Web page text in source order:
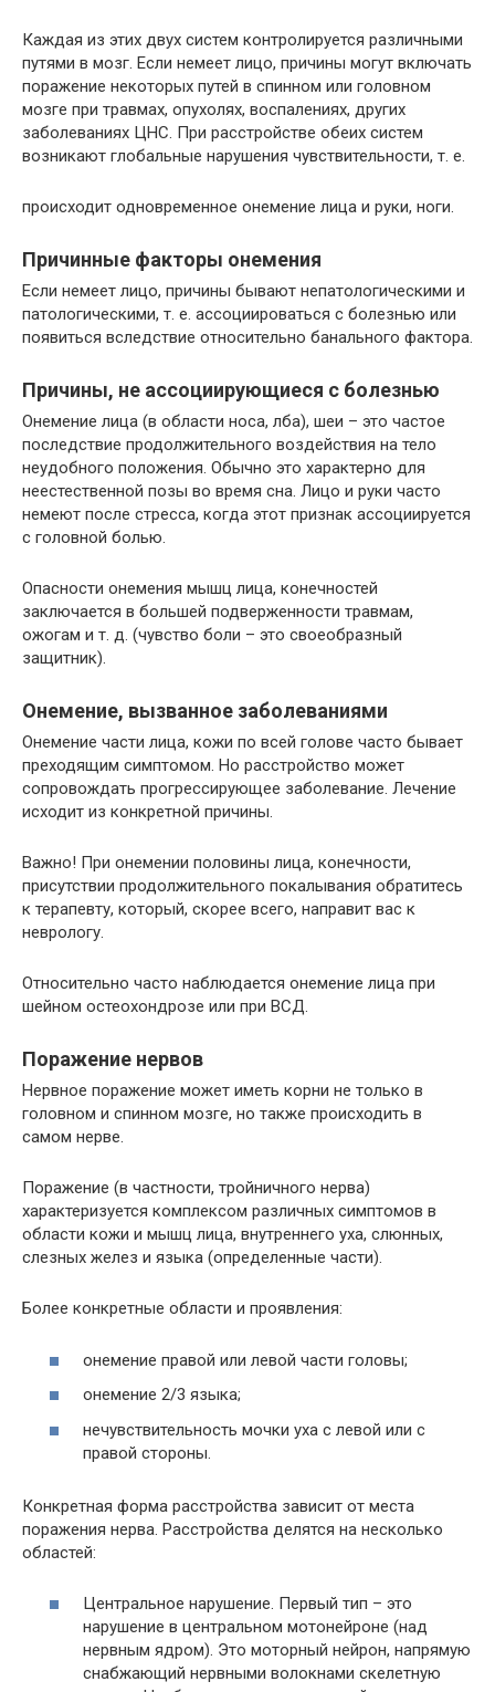
Каждая из этих двух систем контролируется различными
путями в мозг. Если немеет лицо, причины могут включать
поражение некоторых путей в спинном или головном
мозге при травмах, опухолях, воспалениях, других
заболеваниях ЦНС. При расстройстве обеих систем
возникают глобальные нарушения чувствительности, т. е.
происходит одновременное онемение лица и руки, ноги.
Причинные факторы онемения
Если немеет лицо, причины бывают непатологическими и
патологическими, т. е. ассоциироваться с болезнью или
появиться вследствие относительно банального фактора.
Причины, не ассоциирующиеся с болезнью
Онемение лица (в области носа, лба), шеи – это частое
последствие продолжительного воздействия на тело
неудобного положения. Обычно это характерно для
неестественной позы во время сна. Лицо и руки часто
немеют после стресса, когда этот признак ассоциируется
с головной болью.
Опасности онемения мышц лица, конечностей
заключается в большей подверженности травмам,
ожогам и т. д. (чувство боли – это своеобразный
защитник).
Онемение, вызванное заболеваниями
Онемение части лица, кожи по всей голове часто бывает
преходящим симптомом. Но расстройство может
сопровождать прогрессирующее заболевание. Лечение
исходит из конкретной причины.
Важно! При онемении половины лица, конечности,
присутствии продолжительного покалывания обратитесь
к терапевту, который, скорее всего, направит вас к
неврологу.
Относительно часто наблюдается онемение лица при
шейном остеохондрозе или при ВСД.
Поражение нервов
Нервное поражение может иметь корни не только в
головном и спинном мозге, но также происходить в
самом нерве.
Поражение (в частности, тройничного нерва)
характеризуется комплексом различных симптомов в
области кожи и мышц лица, внутреннего уха, слюнных,
слезных желез и языка (определенные части).
Более конкретные области и проявления:
онемение правой или левой части головы;
онемение 2/3 языка;
нечувствительность мочки уха с левой или с
правой стороны.
Конкретная форма расстройства зависит от места
поражения нерва. Расстройства делятся на несколько
областей:
Центральное нарушение. Первый тип – это
нарушение в центральном мотонейроне (над
нервным ядром). Это моторный нейрон, напрямую
снабжающий нервными волокнами скелетную